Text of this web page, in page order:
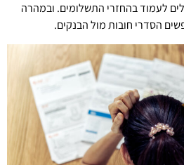
לעמוד בהחזרי התשלומים. ובמהרה
הסדרי חובות מול הבנקים.